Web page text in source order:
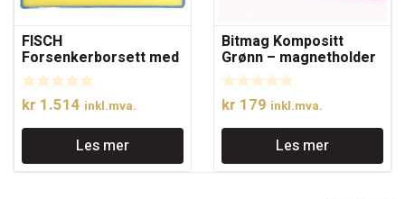
FISCH
Forsenkerborsett med
forsenker og
dybdestopp.
kr 1.514 inkl.mva.
Les mer
Bitmag Kompositt
Grønn – magnetholder
til dine favorittbits
kr 179 inkl.mva.
Les mer